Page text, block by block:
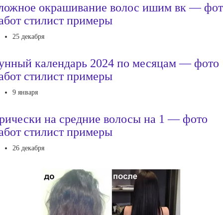
окрашивание волос ишим вк —
стилист примеры
25 декабря
календарь 2024 по месяцам — фото
стилист примеры
9 января
на средние волосы на 1 — фото
стилист примеры
26 декабря